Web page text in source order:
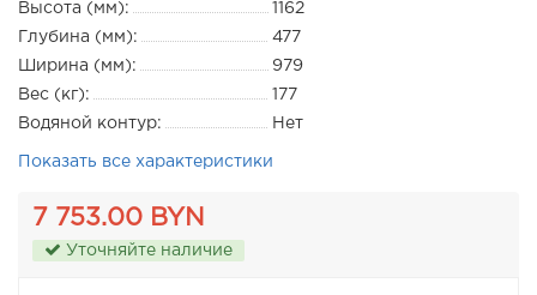
Высота (мм):
1162
Глубина (мм):
477
Ширина (мм):
979
Вес (кг):
177
Водяной контур:
Нет
Показать все характеристики
7 753.00 BYN
Уточняйте наличие